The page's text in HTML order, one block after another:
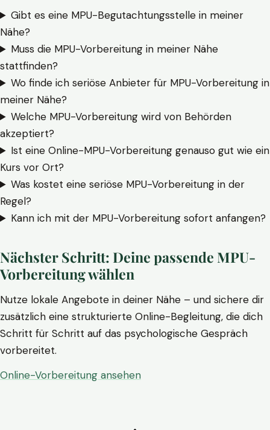
Gibt es eine MPU-Begutachtungsstelle in meiner
Nähe?
Muss die MPU-Vorbereitung in meiner Nähe
stattfinden?
Wo finde ich seriöse Anbieter für MPU-Vorbereitung in
meiner Nähe?
Welche MPU-Vorbereitung wird von Behörden
akzeptiert?
Ist eine Online-MPU-Vorbereitung genauso gut wie ein
Kurs vor Ort?
Was kostet eine seriöse MPU-Vorbereitung in der
Regel?
Kann ich mit der MPU-Vorbereitung sofort anfangen?
Nächster Schritt: Deine passende MPU-
Vorbereitung wählen
Nutze lokale Angebote in deiner Nähe – und sichere dir
zusätzlich eine strukturierte Online-Begleitung, die dich
Schritt für Schritt auf das psychologische Gespräch
vorbereitet.
Online-Vorbereitung ansehen